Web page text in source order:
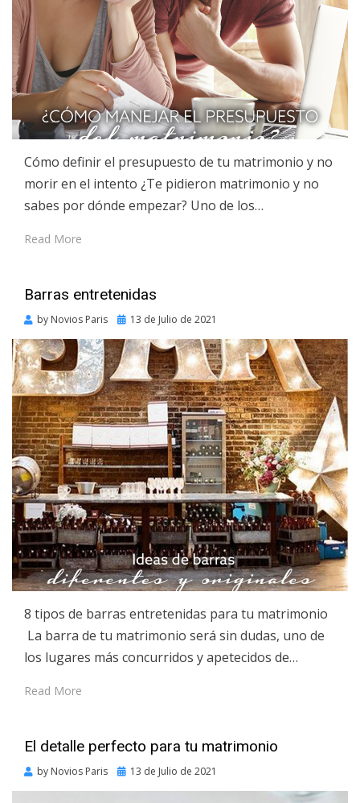
Cómo definir el presupuesto de tu matrimonio y no
morir en el intento ¿Te pidieron matrimonio y no
sabes por dónde empezar? Uno de los…
Read More
Barras entretenidas
by Novios Paris
Posted
13 de Julio de 2021
8 tipos de barras entretenidas para tu matrimonio
La barra de tu matrimonio será sin dudas, uno de
los lugares más concurridos y apetecidos de…
Read More
El detalle perfecto para tu matrimonio
by Novios Paris
Posted
13 de Julio de 2021